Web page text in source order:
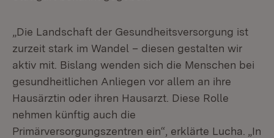
„Die Landschaft der Gesundheitsversorgung ist
zurzeit stark im Wandel – diesen gestalten wir
aktiv mit. Bislang wenden sich die Menschen bei
gesundheitlichen Anliegen vor allem an ihre
Hausärztin oder ihren Hausarzt. Diese Rolle
nehmen künftig auch die
Primärversorgungszentren ein“, erklärte Lucha. „In